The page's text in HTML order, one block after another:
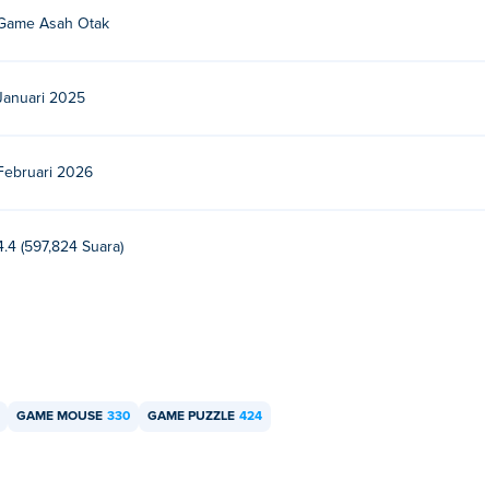
perangkat seluler seperti ponsel dan tablet.
Asah Otak
2025
2026
(597,824 Suara)
GAME MOUSE 330 GAME PUZZLE 424